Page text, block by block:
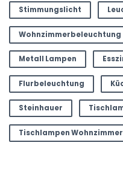
Stimmungslicht
Wohnzimmerbeleuchtung
Metall Lampen
Flurbeleuchtung
Steinhauer
Tischlampen Wohnzimmer